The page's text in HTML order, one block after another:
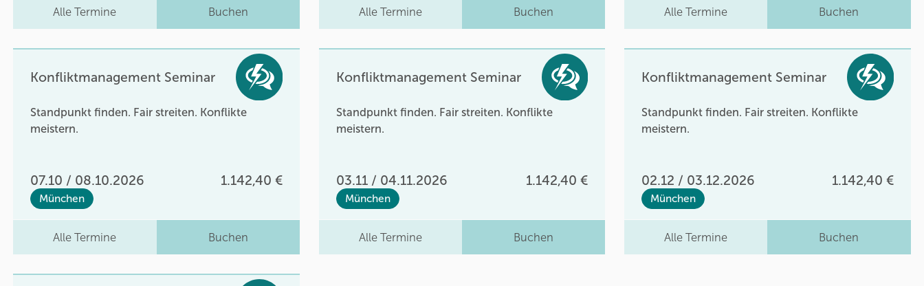
Alle Termine Buchen Alle Termine Buchen Alle Termine Buchen
Konfliktmanagement Seminar
Standpunkt finden. Fair streiten. Konflikte
meistern.
07.10 / 08.10.2026 1.142,40 €
München
Alle Termine Buchen
Konfliktmanagement Seminar
Standpunkt finden. Fair streiten. Konflikte
meistern.
03.11 / 04.11.2026 1.142,40 €
München
Alle Termine Buchen
Konfliktmanagement Seminar
Standpunkt finden. Fair streiten. Konflikte
meistern.
02.12 / 03.12.2026 1.142,40 €
München
Alle Termine Buchen